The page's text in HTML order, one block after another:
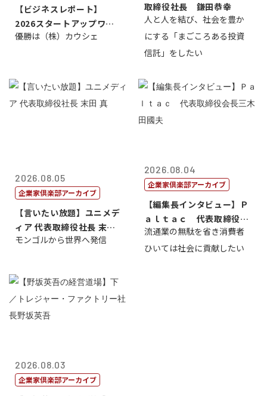
【ビジネスレポート】
2026スタートアップワー
ルドカップ東京
優勝は（株）カウシェ
取締役社長 鎌田恭幸
人と人を結び、社会を豊か
にする「まごころある投資
信託」をしたい
2026.08.05
企業家倶楽部アーカイブ
【言いたい放題】ユニメデ
ィア 代表取締役社長 末田
真
モンゴルから世界へ発信
2026.08.04
企業家倶楽部アーカイブ
【編集長インタビュー】Ｐ
ａｌｔａｃ 代表取締役会
長三木田國夫
流通業の無駄を省き消費者
ひいては社会に貢献したい
2026.08.03
企業家倶楽部アーカイブ